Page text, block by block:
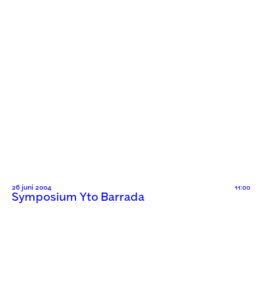
26 juni 2004 11:00
Symposium Yto Barrada